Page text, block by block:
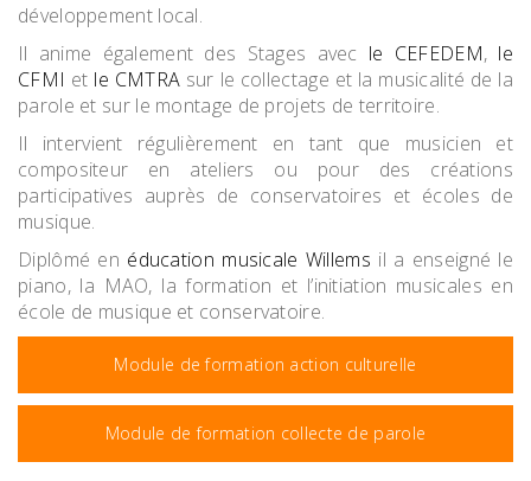
développement local.
Il anime également des Stages avec le CEFEDEM, le
CFMI et le CMTRA sur le collectage et la musicalité de la
parole et sur le montage de projets de territoire.
Il intervient régulièrement en tant que musicien et
compositeur en ateliers ou pour des créations
participatives auprès de conservatoires et écoles de
musique.
Diplômé en éducation musicale Willems il a enseigné le
piano, la MAO, la formation et l’initiation musicales en
école de musique et conservatoire.
Module de formation action culturelle
Module de formation collecte de parole